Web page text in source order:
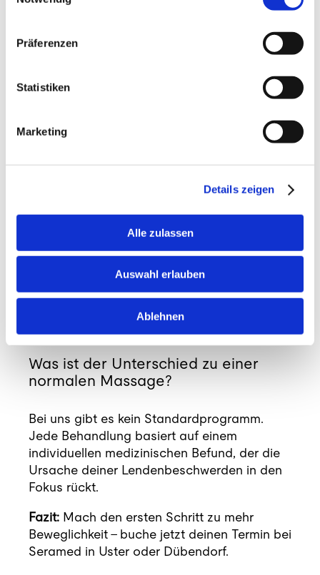
Präferenzen
Statistiken
Marketing
Details zeigen
Alle zulassen
Auswahl erlauben
Ablehnen
: Eine Wärmeflasche kann die
Entspannung der Muskulatur vertiefen.
chronischen Lendenbeschwerden empfehlen
wir initial 3 bis 5 Sitzungen in kürzeren
Schmerz und Schonhaltung zu
FAQ – Häufig gestellte Fragen
Übernimmt die Krankenkasse die
Ja, unsere Therapeuten sind EMR/ASCA
anerkannt. Über die Zusatzversicherung für
Komplementärmedizin wird der Grossteil der
Was ist der Unterschied zu einer
normalen Massage?
Bei uns gibt es kein Standardprogramm.
Jede Behandlung basiert auf einem
individuellen medizinischen Befund, der die
Ursache deiner Lendenbeschwerden in den
Fokus rückt.
Fazit:Mach den ersten Schritt zu mehr
Beweglichkeit – buche jetzt deinen Termin bei
Seramed in Uster oder Dübendorf.